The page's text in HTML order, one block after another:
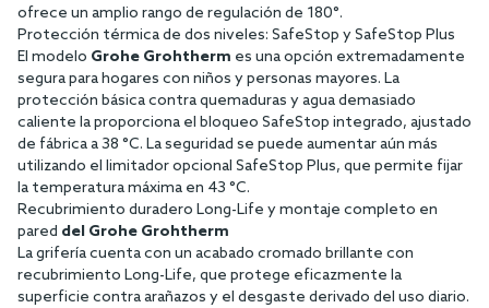
ofrece un amplio rango de regulación de 180°.
Protección térmica de dos niveles: SafeStop y SafeStop Plus
El modelo Grohe Grohtherm es una opción extremadamente
segura para hogares con niños y personas mayores. La
protección básica contra quemaduras y agua demasiado
caliente la proporciona el bloqueo SafeStop integrado, ajustado
de fábrica a 38 °C. La seguridad se puede aumentar aún más
utilizando el limitador opcional SafeStop Plus, que permite fijar
la temperatura máxima en 43 °C.
Recubrimiento duradero Long-Life y montaje completo en
pared del Grohe Grohtherm
La grifería cuenta con un acabado cromado brillante con
recubrimiento Long-Life, que protege eficazmente la
superficie contra arañazos y el desgaste derivado del uso diario.